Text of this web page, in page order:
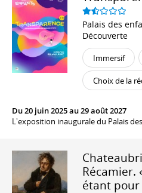
Palais des
Découverte
Immersif
Choix de la
Du 20 juin 2025 au 29 août 2027
L'exposition inaugurale du Palais
Récamier.
étant pour